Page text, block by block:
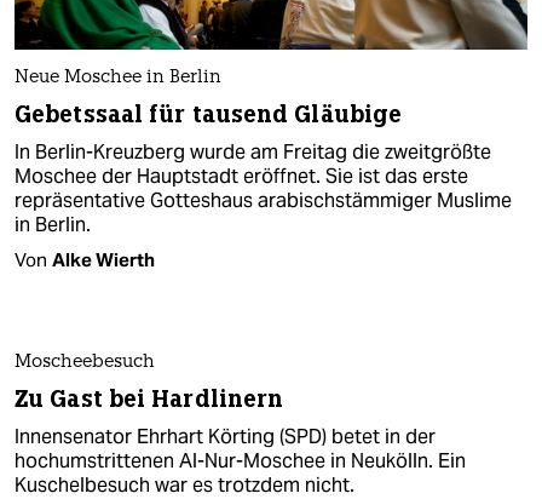
Neue Moschee in Berlin
Gebetssaal für tausend Gläubige
In Berlin-Kreuzberg wurde am Freitag die zweitgrößte
Moschee der Hauptstadt eröffnet. Sie ist das erste
repräsentative Gotteshaus arabischstämmiger Muslime
in Berlin.
Von Alke Wierth
Moscheebesuch
Zu Gast bei Hardlinern
Innensenator Ehrhart Körting (SPD) betet in der
hochumstrittenen Al-Nur-Moschee in Neukölln. Ein
Kuschelbesuch war es trotzdem nicht.